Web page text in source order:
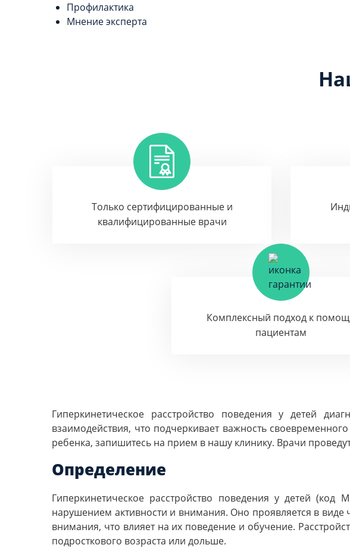
Профилактика
Мнение эксперта
Только сертифицированные и
квалифицированные врачи
Комплексный подход к
пациентам
Гиперкинетическое расстройство поведения у детей
взаимодействия, что подчеркивает важность
ребенка, запишитесь на прием в нашу клинику. Врачи
Определение
Гиперкинетическое расстройство поведения у детей
нарушением активности и внимания. Оно проявляется в виде
внимания, что влияет на их поведение и обучение.
подросткового возраста или дольше.